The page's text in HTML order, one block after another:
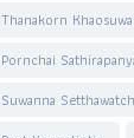
Thanakorn
Pornchai
Suwanna